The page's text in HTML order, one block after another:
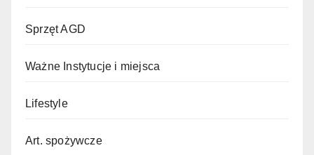
Sprzęt AGD
Ważne Instytucje i miejsca
Lifestyle
Art. spożywcze